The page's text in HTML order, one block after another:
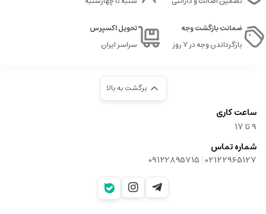
ضمانت بازگشت وجه
بازگرداندن وجه در ۷ روز
تحویل اکسپرس
سراسر ایران
برگشت به بالا
ساعت کاری
9‌ تا ۱۷
شماره تماس
02122965127
|
09122895715